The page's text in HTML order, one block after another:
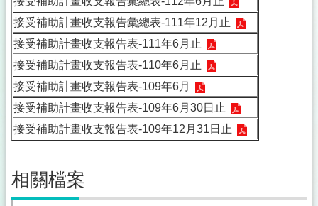
接受補助計畫收支報告彙總表-111年12月止
接受補助計畫收支報告表-111年6月止
接受補助計畫收支報告表-110年6月止
接受補助計畫收支報告表-109年6月
接受補助計畫收支報告表-109年6月30日止
接受補助計畫收支報告表-109年12月31日止
相關檔案